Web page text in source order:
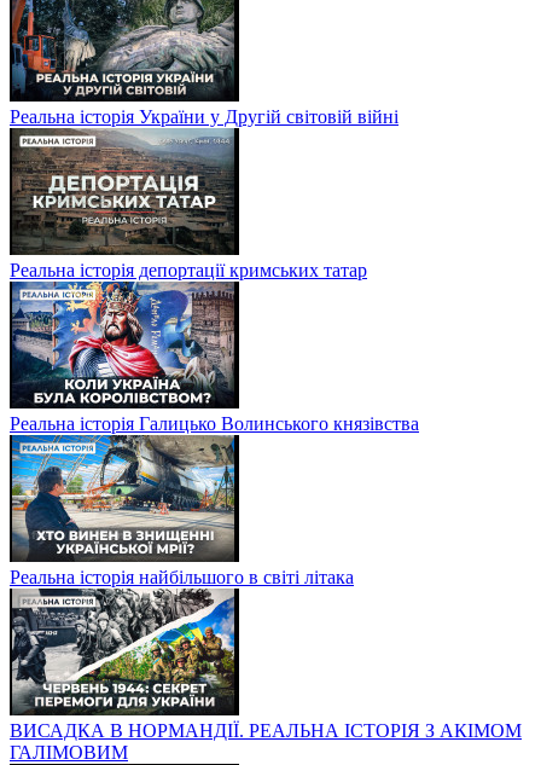
Реальна історія України у Другій світовій війні
Реальна історія депортації кримських татар
Реальна історія Галицько Волинського князівства
Реальна історія найбільшого в світі літака
ВИСАДКА В НОРМАНДІЇ. РЕАЛЬНА ІСТОРІЯ З АКІМОМ
ГАЛІМОВИМ